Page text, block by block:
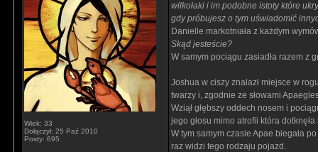
Wiek: 33
Dołączył: 25 Paź 2010
Posty: 695
wilkołaki i im podobne istoty które
gdy próbujesz o tym uświadomić
Danielle markotniała z każdym
Skąd jesteście?
W samym pociągu zasiadła razem z
Joshua w ciszy znalazł miejsce w
twarzy i, zgodnie ze słowami
Wziął głębszy oddech nosem i
jego głosu mimo atrofii która
W tym samym czasie Apae biegała
raz widzi tego rodzaju pojazd.